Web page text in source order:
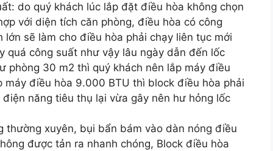
do quý khách lúc lắp đặt điều hòa không chọn
với diện tích căn phòng, điều hòa có công
sẽ làm cho điều hòa phải chạy liên tục mới
quá công suất như vậy lâu ngày dẫn đến lốc
phòng 30 m2 thì quý khách nên lắp máy điều
máy điều hòa 9.000 BTU thì block điều hòa phải
năng tiêu thụ lại vừa gây nên hư hỏng lốc
thường xuyên, bụi bẩn bám vào dàn nóng điều
được tản ra nhanh chóng, Block điều hòa